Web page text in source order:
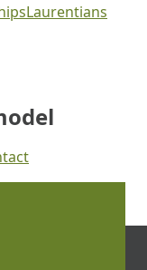
Laurentians